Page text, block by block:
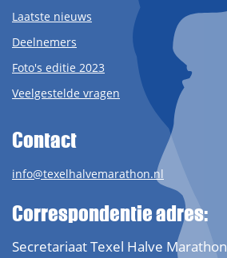
Laatste nieuws
Deelnemers
Foto's editie 2023
Veelgestelde vragen
Contact
info@texelhalvemarathon.nl
Correspondentie adres:
Secretariaat Texel Halve Marathon